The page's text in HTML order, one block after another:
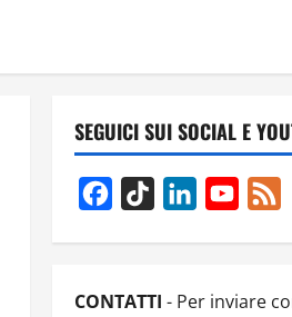
SEGUICI SUI SOCIAL E
Facebook
TikTok LinkedIn
CONTATTI - Per inviare